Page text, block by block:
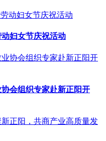
妇女节庆祝活动
会组织专家赴新正阳开